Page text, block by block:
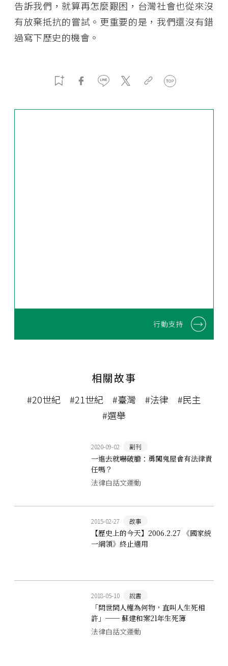
告訴我們，就算再怎麼艱困，台灣社會也從來沒
有放棄抵抗的嘗試。更重要的是，我們還沒有錯
過寫下歷史的機會。
行動支持
相關故事
#20世紀 #21世紀 #臺灣 #法律
#民主
#選舉
2020-09-02 副刊
一進去就嚇破膽：勇闖鬼屋會有法律責
任嗎？
法律白話文運動
2015-02-27 故事
【歷史上的今天】2006.2.27 《國家統
一綱領》終止適用
2018-05-10 說書
「問世間人權為何物，直叫人生死相
許」── 蘇建和案21年生死簿
法律白話文運動